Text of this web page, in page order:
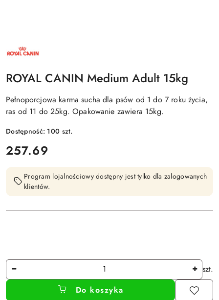
NAZWA
PRODUCENTA:
ROYAL CANIN Medium Adult 15kg
Pełnoporcjowa karma sucha dla psów od 1 do 7 roku życia,
ras od 11 do 25kg. Opakowanie zawiera 15kg.
Dostępność: 100 szt.
cena:
257.69
Program lojalnościowy dostępny jest tylko dla zalogowanych
klientów.
Ilość
szt.
Do koszyka